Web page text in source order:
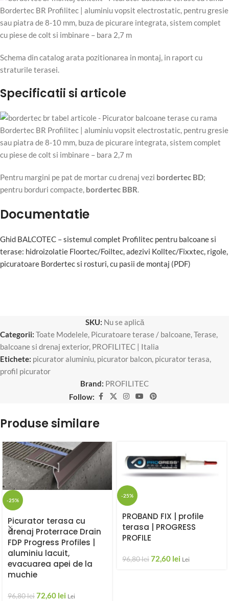
Schema din catalog arata pozitionarea in montaj, in raport cu
straturile terasei.
Specificatii si articole
Pentru margini pe pat de mortar cu drenaj vezi bordertec BD;
pentru borduri compacte, bordertec BBR.
Documentatie
Ghid BALCOTEC – sistemul complet Profilitec pentru balcoane si
terase: hidroizolatie Floortec/Foiltec, adezivi Kolltec/Fixxtec, rigole,
picuratoare Bordertec si rosturi, cu pasii de montaj (PDF)
SKU: Nu se aplică
Categorii: Toate Modelele, Picuratoare terase / balcoane,Terase,
balcoane si drenaj exterior, PROFILITEC | Italia
Etichete: picurator aluminiu, picurator balcon, picurator terasa,
profil picurator
Brand: PROFILITEC
Follow:
Produse similare
-25%
Picurator terasa cu
drenaj Proterrace Drain
FDP Progress Profiles |
aluminiu lacuit,
evacuarea apei de la
muchie
96,80lei72,60 lei Lei
-25%
PROBAND FIX | profile
terasa | PROGRESS
PROFILE
96,80lei72,60 lei Lei